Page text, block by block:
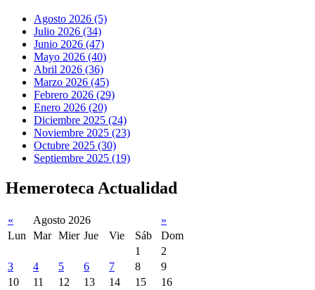
Agosto 2026 (5)
Julio 2026 (34)
Junio 2026 (47)
Mayo 2026 (40)
Abril 2026 (36)
Marzo 2026 (45)
Febrero 2026 (29)
Enero 2026 (20)
Diciembre 2025 (24)
Noviembre 2025 (23)
Octubre 2025 (30)
Septiembre 2025 (19)
Hemeroteca Actualidad
« Agosto 2026
»
Lun
Mar Mier Jue Vie Sáb
Dom
1
2
3
4 5 6 7 8
9
10
11 12 13 14 15
16